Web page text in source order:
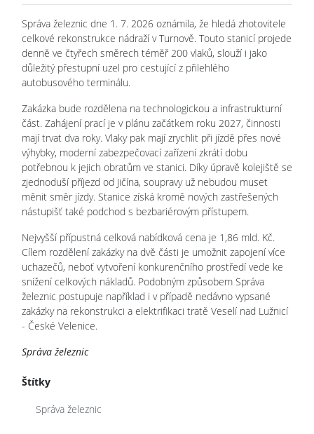
Správa železnic dne 1. 7. 2026 oznámila, že hledá zhotovitele
celkové rekonstrukce nádraží v Turnově. Touto stanicí projede
denně ve čtyřech směrech téměř 200 vlaků, slouží i jako
důležitý přestupní uzel pro cestující z přilehlého
autobusového terminálu.
Zakázka bude rozdělena na technologickou a infrastrukturní
část. Zahájení prací je v plánu začátkem roku 2027, činnosti
mají trvat dva roky. Vlaky pak mají zrychlit při jízdě přes nové
výhybky, moderní zabezpečovací zařízení zkrátí dobu
potřebnou k jejich obratům ve stanici. Díky úpravě kolejiště se
zjednoduší příjezd od Jičína, soupravy už nebudou muset
měnit směr jízdy. Stanice získá kromě nových zastřešených
nástupišť také podchod s bezbariérovým přístupem.
Nejvyšší přípustná celková nabídková cena je 1,86 mld. Kč.
Cílem rozdělení zakázky na dvě části je umožnit zapojení více
uchazečů, neboť vytvoření konkurenčního prostředí vede ke
snížení celkových nákladů. Podobným způsobem Správa
železnic postupuje například i v případě nedávno vypsané
zakázky na rekonstrukci a elektrifikaci tratě Veselí nad Lužnicí
- České Velenice.
Správa železnic
Štítky
Správa železnic